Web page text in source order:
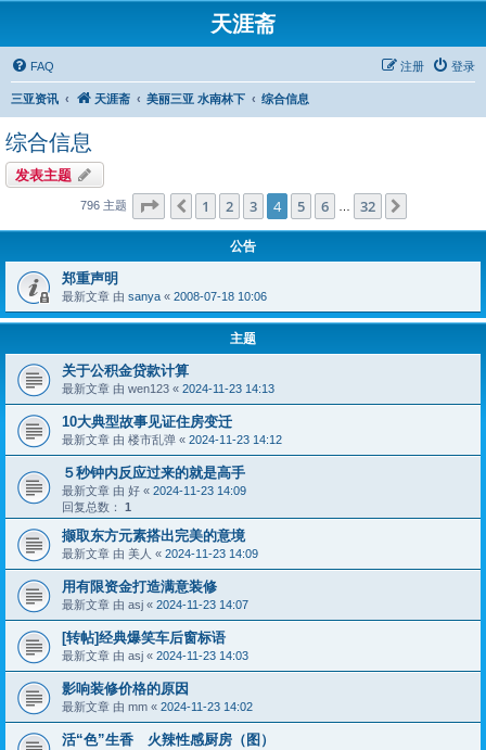
天涯斋
FAQ 登录
注册
三亚资讯 天涯斋 美丽三亚 水南林下 综合信息
综合信息
发表主题
796 主题 分页：4 32
上一页
1 2 3 4 5 6 32
公告
郑重声明
最新文章 由 sanya « 2008-07-18 10:06
主题
关于公积金贷款计算
最新文章 由 wen123 « 2024-11-23 14:13
10大典型故事见证住房变迁
最新文章 由 楼市乱弹 « 2024-11-23 14:12
５秒钟内反应过来的就是高手
最新文章 由 好 « 2024-11-23 14:09
回复总数： 1
撷取东方元素搭出完美的意境
最新文章 由 美人 « 2024-11-23 14:09
用有限资金打造满意装修
最新文章 由 asj « 2024-11-23 14:07
[转帖]经典爆笑车后窗标语
最新文章 由 asj « 2024-11-23 14:03
影响装修价格的原因
最新文章 由 mm « 2024-11-23 14:02
活“色”生香 火辣性感厨房（图）